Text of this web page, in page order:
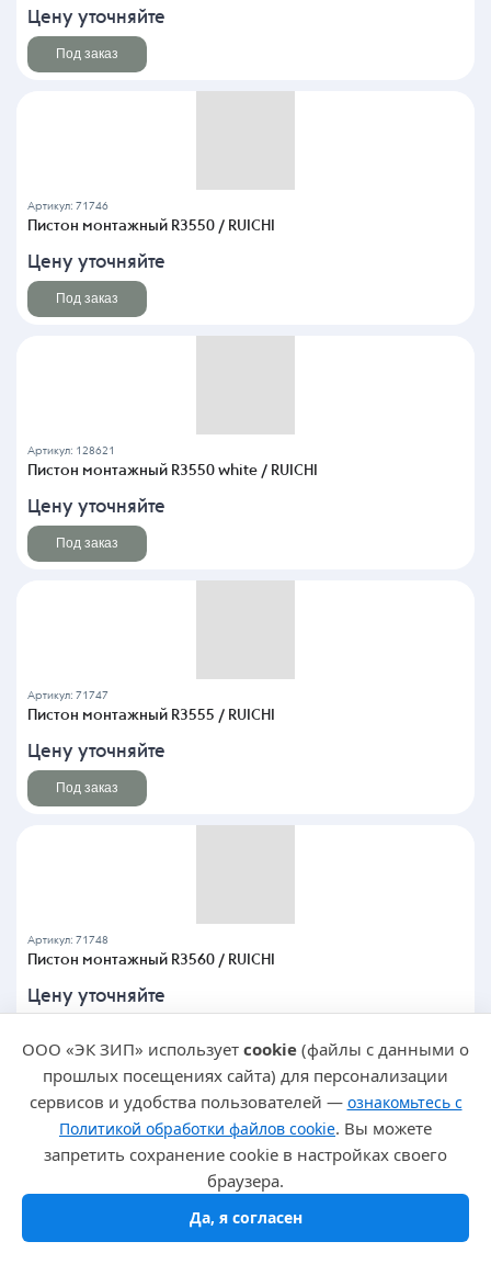
Цену уточняйте
Под заказ
Артикул: 71746
Пистон монтажный R3550 / RUICHI
Цену уточняйте
Под заказ
Артикул: 128621
Пистон монтажный R3550 white / RUICHI
Цену уточняйте
Под заказ
Артикул: 71747
Пистон монтажный R3555 / RUICHI
Цену уточняйте
Под заказ
Артикул: 71748
Пистон монтажный R3560 / RUICHI
Цену уточняйте
Цену уточняйте
ООО «ЭК ЗИП» использует cookie (файлы с данными о
прошлых посещениях сайта) для персонализации
сервисов и удобства пользователей — ознакомьтесь с
Политикой обработки файлов cookie. Вы можете
запретить сохранение cookie в настройках своего
браузера.
Да, я согласен